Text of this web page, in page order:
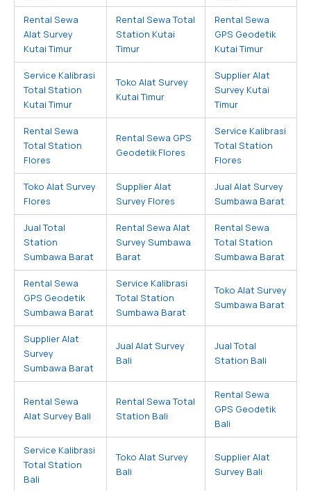
Rental Sewa
Alat Survey
Kutai Timur
Rental Sewa Total
Station Kutai
Timur
Rental Sewa
GPS Geodetik
Kutai Timur
Service Kalibrasi
Total Station
Kutai Timur
Toko Alat Survey
Kutai Timur
Supplier Alat
Survey Kutai
Timur
Rental Sewa
Total Station
Flores
Rental Sewa GPS
Geodetik Flores
Service Kalibrasi
Total Station
Flores
Toko Alat Survey
Flores
Supplier Alat
Survey Flores
Jual Alat Survey
Sumbawa Barat
Jual Total
Station
Sumbawa Barat
Rental Sewa Alat
Survey Sumbawa
Barat
Rental Sewa
Total Station
Sumbawa Barat
Rental Sewa
GPS Geodetik
Sumbawa Barat
Service Kalibrasi
Total Station
Sumbawa Barat
Toko Alat Survey
Sumbawa Barat
Supplier Alat
Survey
Sumbawa Barat
Jual Alat Survey
Bali
Jual Total
Station Bali
Rental Sewa
Alat Survey Bali
Rental Sewa Total
Station Bali
Rental Sewa
GPS Geodetik
Bali
Service Kalibrasi
Total Station
Bali
Toko Alat Survey
Bali
Supplier Alat
Survey Bali